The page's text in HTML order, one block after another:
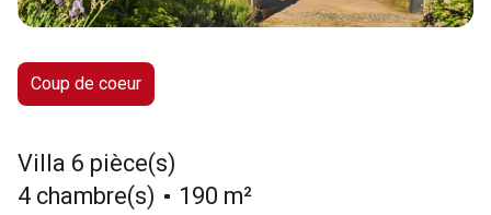
Coup de coeur
villa 6 pièce(s)
4 chambre(s)
190 m²